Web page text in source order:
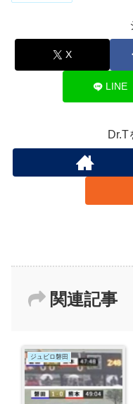
X
LINE
Dr.T
関連記事
ジュビロ磐田